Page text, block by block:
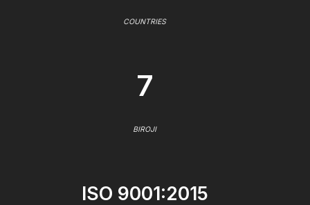
COUNTRIES
7
BIROJI
ISO 9001:2015